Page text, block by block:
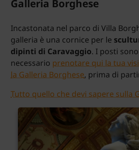
Galleria Borghese
Incastonata nel parco di Villa
galleria è una cornice per le
dipinti di Caravaggio. I posti
necessario prenotare qui la tua
la Galleria Borghese, prima di
Tutto quello che devi sapere sulla